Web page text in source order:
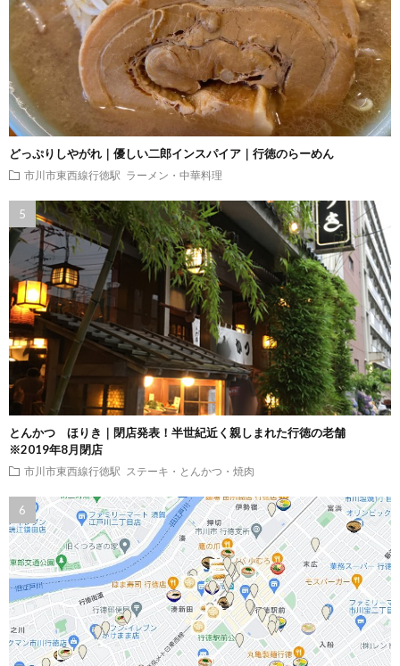
どっぷりしやがれ｜優しい二郎インスパイア｜行徳のらーめん
市川市東西線行徳駅 ラーメン・中華料理
とんかつ ほりき｜閉店発表！半世紀近く親しまれた行徳の老舗
※2019年8月閉店
市川市東西線行徳駅 ステーキ・とんかつ・焼肉